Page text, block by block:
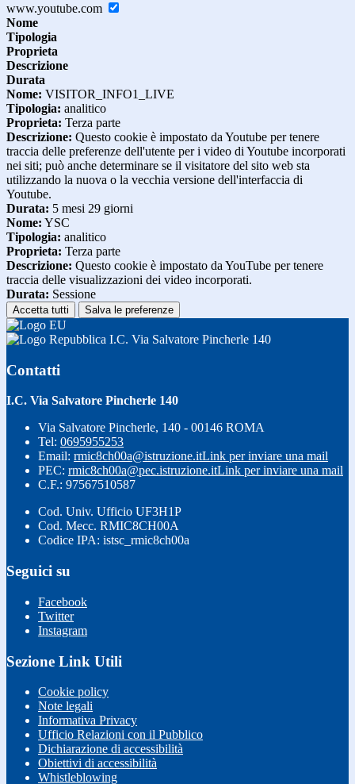
www.youtube.com
Nome
Tipologia
Proprieta
Descrizione
Durata
Nome: VISITOR_INFO1_LIVE
Tipologia: analitico
Proprieta: Terza parte
Descrizione: Questo cookie è impostato da Youtube per tenere
traccia delle preferenze dell'utente per i video di Youtube incorporati
nei siti; può anche determinare se il visitatore del sito web sta
utilizzando la nuova o la vecchia versione dell'interfaccia di
Youtube.
Durata: 5 mesi 29 giorni
Nome: YSC
Tipologia: analitico
Proprieta: Terza parte
Descrizione: Questo cookie è impostato da YouTube per tenere
traccia delle visualizzazioni dei video incorporati.
Durata: Sessione
Accetta tutti Salva le preferenze
I.C. Via Salvatore Pincherle 140
Contatti
I.C. Via Salvatore Pincherle 140
Via Salvatore Pincherle, 140 - 00146 ROMA
Tel: 0695955253
Email: rmic8ch00a@istruzione.itLink per inviare una mail
PEC: rmic8ch00a@pec.istruzione.itLink per inviare una mail
C.F.: 97567510587
Cod. Univ. Ufficio UF3H1P
Cod. Mecc. RMIC8CH00A
Codice IPA: istsc_rmic8ch00a
Seguici su
Facebook
Twitter
Instagram
Sezione Link Utili
Cookie policy
Note legali
Informativa Privacy
Ufficio Relazioni con il Pubblico
Dichiarazione di accessibilità
Obiettivi di accessibilità
Whistleblowing